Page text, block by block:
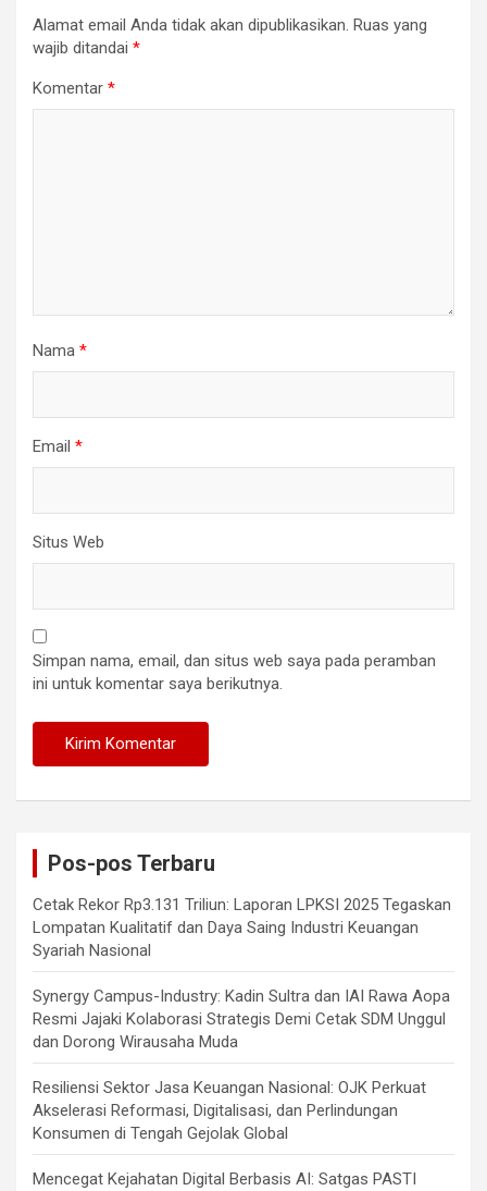
Alamat email Anda tidak akan dipublikasikan. Ruas yang
wajib ditandai *
Komentar *
Nama *
Email *
Situs Web
Simpan nama, email, dan situs web saya pada peramban
ini untuk komentar saya berikutnya.
Pos-pos Terbaru
Cetak Rekor Rp3.131 Triliun: Laporan LPKSI 2025 Tegaskan
Lompatan Kualitatif dan Daya Saing Industri Keuangan
Syariah Nasional
Synergy Campus-Industry: Kadin Sultra dan IAI Rawa Aopa
Resmi Jajaki Kolaborasi Strategis Demi Cetak SDM Unggul
dan Dorong Wirausaha Muda
Resiliensi Sektor Jasa Keuangan Nasional: OJK Perkuat
Akselerasi Reformasi, Digitalisasi, dan Perlindungan
Konsumen di Tengah Gejolak Global
Mencegat Kejahatan Digital Berbasis AI: Satgas PASTI